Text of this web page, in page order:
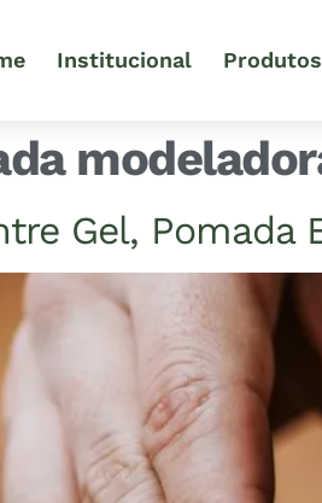
Institucional Produtos
Gel, Pomada